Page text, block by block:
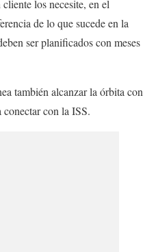
los necesite, en el
de lo que sucede en la
ser planificados con meses
también alcanzar la órbita con
con la ISS.